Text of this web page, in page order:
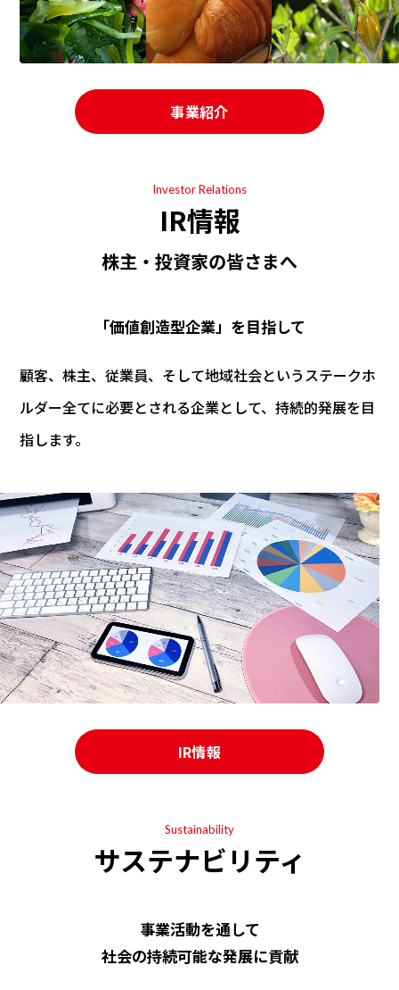
事業紹介
Investor Relations
IR情報
株主・投資家の皆さまへ
「価値創造型企業」を目指して
顧客、株主、従業員、そして地域社会というステークホ
ルダー全てに必要とされる企業として、持続的発展を目
指します。
IR情報
Sustainability
サステナビリティ
事業活動を通して
社会の持続可能な発展に貢献